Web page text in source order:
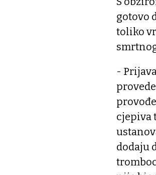
gotovo
toliko
-
cjepiva
dodaju